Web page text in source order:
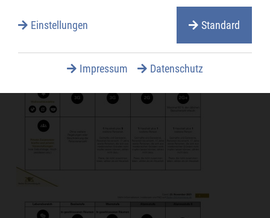
Einstellungen Standard
Impressum Datenschutz